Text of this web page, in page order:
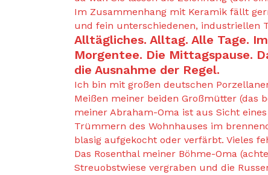
Im Zusammenhang mit Keramik fällt
und fein unterschiedenen, industriellen
Alltägliches. Alltag. Alle Tage.
Morgentee. Die Mittagspause.
die Ausnahme der Regel.
Ich bin mit großen deutschen
Meißen meiner beiden Großmütter (das
meiner Abraham-Oma ist aus Sicht
Trümmern des Wohnhauses im
blasig aufgekocht oder verfärbt. Vieles
Das Rosenthal meiner Böhme-Oma
Streuobstwiese vergraben und die